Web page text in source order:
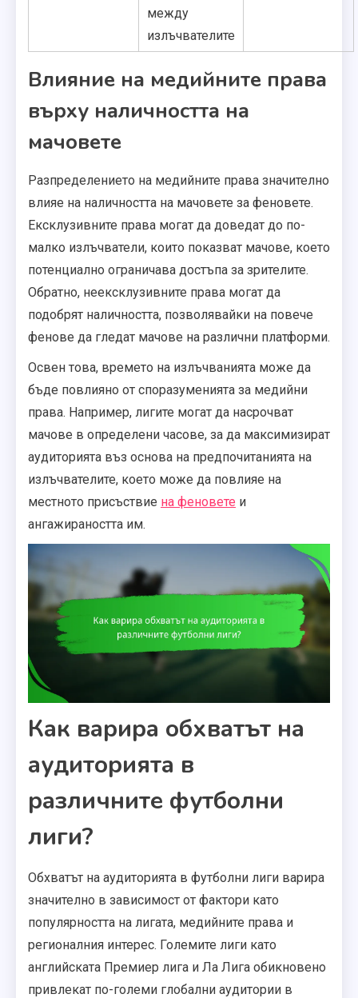
между
излъчвателите
Влияние на медийните права
върху наличността на
мачовете
Разпределението на медийните права значително
влияе на наличността на мачовете за феновете.
Ексклузивните права могат да доведат до по-
малко излъчватели, които показват мачове, което
потенциално ограничава достъпа за зрителите.
Обратно, неексклузивните права могат да
подобрят наличността, позволявайки на повече
фенове да гледат мачове на различни платформи.
Освен това, времето на излъчванията може да
бъде повлияно от споразуменията за медийни
права. Например, лигите могат да насрочват
мачове в определени часове, за да максимизират
аудиторията въз основа на предпочитанията на
излъчвателите, което може да повлияе на
местното присъствие на феновете и
ангажираността им.
Как варира обхватът на
аудиторията в
различните футболни
лиги?
Обхватът на аудиторията в футболни лиги варира
значително в зависимост от фактори като
популярността на лигата, медийните права и
регионалния интерес. Големите лиги като
английската Премиер лига и Ла Лига обикновено
привлекат по-големи глобални аудитории в